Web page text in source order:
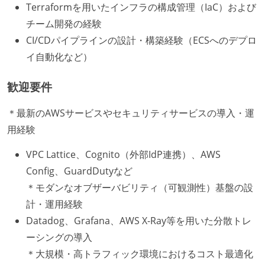
Terraformを用いたインフラの構成管理（IaC）および
チーム開発の経験
CI/CDパイプラインの設計・構築経験（ECSへのデプロ
イ自動化など）
歓迎要件
＊最新のAWSサービスやセキュリティサービスの導入・運
用経験
VPC Lattice、Cognito（外部IdP連携）、AWS
Config、GuardDutyなど
＊モダンなオブザーバビリティ（可観測性）基盤の設
計・運用経験
Datadog、Grafana、AWS X-Ray等を用いた分散トレ
ーシングの導入
＊大規模・高トラフィック環境におけるコスト最適化